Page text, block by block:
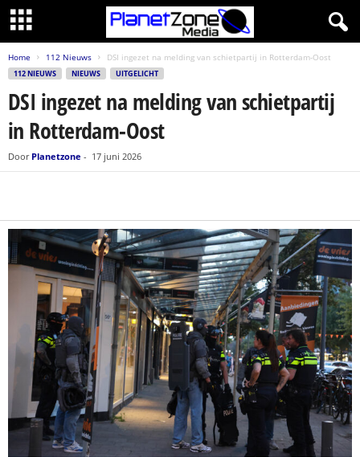
Home 112 Nieuws DSI ingezet na melding van schietpartij in Rotterdam-Oost
112 NIEUWS NIEUWS UITGELICHT
DSI ingezet na melding van schietpartij
in Rotterdam-Oost
Door Planetzone - 17 juni 2026